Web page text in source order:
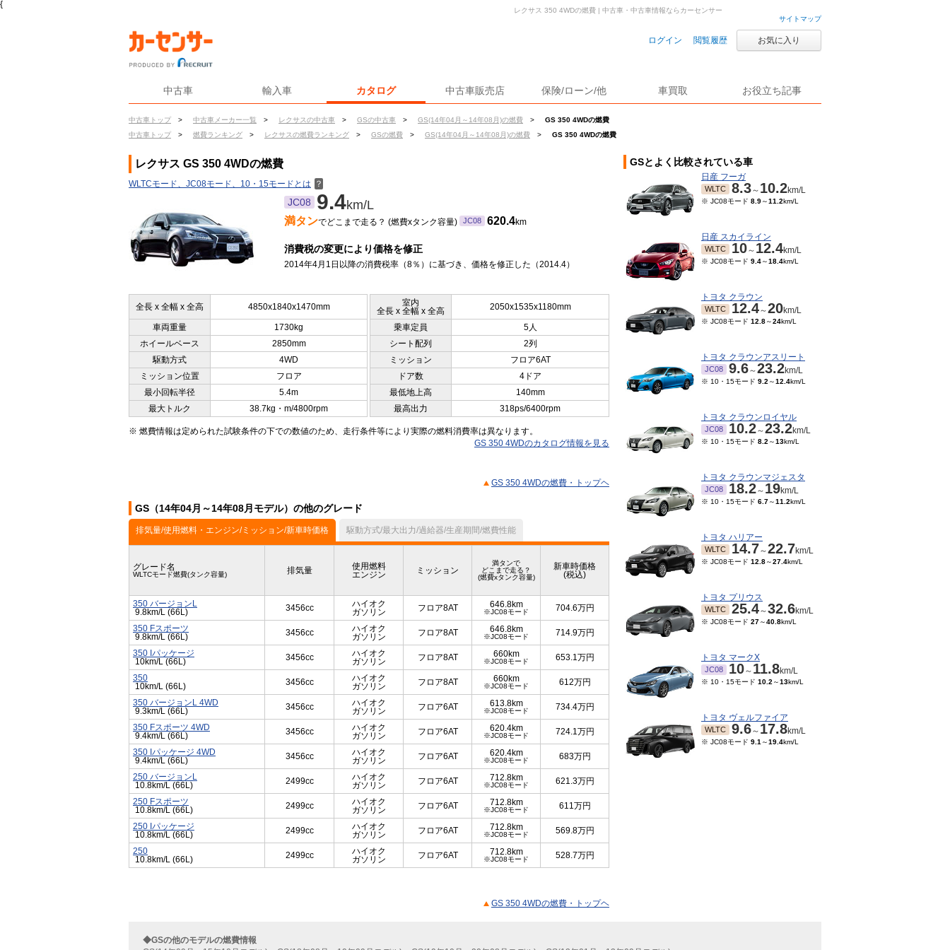
{
サイトマップ
ログイン 閲覧履歴 お気に入り
中古車 輸入車 カタログ 中古車販売店 保険/ローン/他 車買取 お役立ち記事
中古車トップ > 中古車メーカー一覧 > レクサスの中古車 > GSの中古車 > GS(14年04月～14年08月)の燃費 >
GS 350 4WDの燃費
中古車トップ
> 燃費ランキング > レクサスの燃費ランキング > GSの燃費 > GS(14年04月～14年08月)の燃費 > GS 350 4WDの燃費
レクサス 350 4WDの燃費 | 中古車・中古車情報ならカーセンサー
レクサス GS 350 4WDの燃費
WLTCモード、JC08モード、10・15モードとは ？
JC08 9.4km/L
満タンでどこまで走る？ (燃費xタンク容量) JC08 620.4km
消費税の変更により価格を修正
2014年4月1日以降の消費税率（8％）に基づき、価格を修正した（2014.4）
全長 x 全幅 x 全高 4850x1840x1470mm
室内
全長 x 全幅 x 全高
2050x1535x1180mm
車両重量 1730kg 乗車定員
5人
ホイールベース
2850mm シート配列
2列
駆動方式
4WD ミッション
フロア6AT
ミッション位置
フロア ドア数
4ドア
最小回転半径
5.4m 最低地上高
140mm
最大トルク
38.7kg・m/4800rpm 最高出力 318ps/6400rpm
※ 燃費情報は定められた試験条件の下での数値のため、走行条件等により実際の燃料消費率は異なります。
GS 350 4WDのカタログ情報を見る
GS 350 4WDの燃費・トップヘ
GS（14年04月～14年08月モデル）の他のグレード
排気量/使用燃料・エンジン/ミッション/新車時価格 駆動方式/最大出力/過給器/生産期間/燃費性能
グレード名
WLTCモード燃費(タンク容量) 排気量
使用燃料
エンジン
ミッション
満タンで
どこまで走る？
(燃費xタンク容量)
新車時価格
(税込)
350 バージョンL
9.8km/L (66L)
3456cc
ハイオク
ガソリン
フロア8AT 646.8km
※JC08モード 704.6万円
350 Fスポーツ
9.8km/L (66L)
3456cc
ハイオク
ガソリン
フロア8AT 646.8km
※JC08モード 714.9万円
350 Iパッケージ
10km/L (66L)
3456cc
ハイオク
ガソリン
フロア8AT 660km
※JC08モード 653.1万円
350
10km/L (66L)
3456cc
ハイオク
ガソリン
フロア8AT 660km
※JC08モード 612万円
350 バージョンL 4WD
9.3km/L (66L)
3456cc
ハイオク
ガソリン
フロア6AT 613.8km
※JC08モード 734.4万円
350 Fスポーツ 4WD
9.4km/L (66L)
3456cc
ハイオク
ガソリン
フロア6AT 620.4km
※JC08モード 724.1万円
350 Iパッケージ 4WD
9.4km/L (66L)
3456cc
ハイオク
ガソリン
フロア6AT 620.4km
※JC08モード 683万円
250 バージョンL
10.8km/L (66L)
2499cc
ハイオク
ガソリン
フロア6AT 712.8km
※JC08モード 621.3万円
250 Fスポーツ
10.8km/L (66L)
2499cc
ハイオク
ガソリン
フロア6AT 712.8km
※JC08モード 611万円
250 Iパッケージ
10.8km/L (66L)
2499cc
ハイオク
ガソリン
フロア6AT 712.8km
※JC08モード 569.8万円
250
10.8km/L (66L)
2499cc
ハイオク
ガソリン
フロア6AT 712.8km
※JC08モード 528.7万円
GS 350 4WDの燃費・トップヘ
GSとよく比較されている車
日産 フーガ
WLTC 8.3～ 10.2km/L
※ JC08モード 8.9～11.2km/L
日産 スカイライン
WLTC 10～ 12.4km/L
※ JC08モード 9.4～18.4km/L
トヨタ クラウン
WLTC 12.4～20km/L
※ JC08モード 12.8～24km/L
トヨタ クラウンアスリート
JC08 9.6～23.2km/L
※ 10・15モード 9.2 ～12.4km/L
トヨタ クラウンロイヤル
JC08 10.2～23.2km/L
※ 10・15モード 8.2 ～13km/L
トヨタ クラウンマジェスタ
JC08 18.2～ 19km/L
※ 10・15モード 6.7～11.2km/L
トヨタ ハリアー
WLTC 14.7～22.7km/L
※ JC08モード 12.8～27.4km/L
トヨタ プリウス
WLTC 25.4～32.6km/L
※ JC08モード 27～40.8km/L
トヨタ マークX
JC08 10～ 11.8km/L
※ 10・15モード 10.2 ～13km/L
トヨタ ヴェルファイア
WLTC 9.6～ 17.8km/L
※ JC08モード 9.1 ～19.4km/L
◆GSの他のモデルの燃費情報